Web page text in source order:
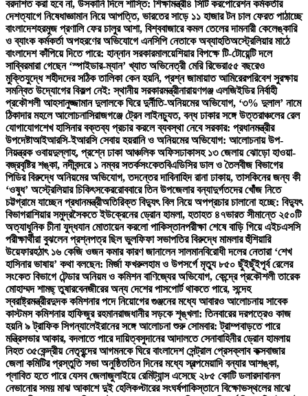
বরদাশত করা হবে না, উসকানি দিলে শাস্তি: শিক্ষামন্ত্রী৪ সিটি করপোরেশন কর্মকর্তার
দেশত্যাগে নিষেধাজ্ঞামান নিয়ে আপত্তি, ভারতের সাড়ে ১১ হাজার টন চাল ফেরত পাঠাচ্ছে
বাংলাদেশহরমুজ প্রণালি ফের চালুর আশা, বিশ্ববাজারে কমল তেলের দামনারী কেলেঙ্কারি
ও ব্যাংক কর্মকর্তা অপহরণের অভিযোগে এনসিপি নেতাকে অব্যাহতিঅস্ট্রেলিয়ার মাঠে
বাংলাদেশ কাঁপিয়ে দিতে পারে: হান্নান সরকারমালয়েশিয়ার বিপক্ষে টি-টোয়েন্টি দলে
সাব্বিরমারা গেছেন ‘স্পাইডার-ম্যান’ খ্যাত অভিনেত্রী মেরি রিভেরা৫৫ বছরেও
মুক্তিযুদ্ধে শহীদদের সঠিক তালিকা কেন হয়নি, প্রশ্ন জামায়াত আমিরেরপরিবেশ সুরক্ষায়
সমন্বিত উদ্যোগের বিকল্প নেই: স্থানীয় সরকারমন্ত্রীনারায়ণগঞ্জ এলজিইডির নির্বাহী
প্রকৌশলী আহসানুজ্জামান দুলালকে ঘিরে দুর্নীতি-অনিয়মের অভিযোগ, ‘৩% দুলাল’ নামে
ঠিকাদার মহলে আলোচনাসিরাজগঞ্জে ট্রেন লাইনচ্যুত, বন্ধ ঢাকার সঙ্গে উত্তরাঞ্চলের রেল
যোগাযোগশেখ হাসিনার বক্তব্য প্রচার করলে ব্যবস্থা নেবে সরকার: প্রধানমন্ত্রীর
উপদেষ্টাআইআরসি-ইআরসি সেবায় হয়রানি ও অনিয়মের অভিযোগ: আলোচনায় উপ-
নিয়ন্ত্রক ওবায়দুল্লাহ, প্রশ্নে ঢাকা আঞ্চলিক অফিসঢাকাসহ ১৩ জেলায় ঝোড়ো হাওয়া-
বজ্রবৃষ্টির শঙ্কা, নদীবন্দরে ১ নম্বর সতর্কসংকেতবিএডিসির ডাল ও তৈলবীজ বিভাগের
পিডির বিরুদ্ধে অনিয়মের অভিযোগ, তদন্তের দাবিনাহিদ রানা ঢাকায়, তাসকিনের জন্য কী
‘ওষুধ’ অস্ট্রেলিয়ার চিকিৎসকেররোববারে তিন উপজেলার বন্যাদুর্গতদের খোঁজ নিতে
চট্টগ্রামে যাচ্ছেন প্রধানমন্ত্রীঅতিরিক্ত বিদ্যুৎ বিল নিয়ে অপপ্রচার চালানো হচ্ছে: বিদ্যুৎ
বিভাগরাশিয়ার সমুদ্রসৈকতে ইউক্রেনের ড্রোন হামলা, হতাহত ৪৭ভারত সীমান্তে ২৫০টি
অত্যাধুনিক চীনা যুদ্ধযান মোতায়েন করলো পাকিস্তানপরীক্ষা শেষে বাড়ি গিয়ে এইচএসসি
পরীক্ষার্থীরা বুঝলেন প্রশ্নপত্র ছিল ভুলফিফা সভাপতির বিরুদ্ধে মামলার হুঁশিয়ারি
উয়েফারহঠাৎ ১৬ কেজি ওজন কমার কারণ জানালেন সালমানবিরোধী দলের নেতারা ‘শেখ
হাসিনার ভাষায়’ কথা বলছেন: মির্জা ফখরুলহাম ও উপসর্গে মৃত্যু ৮৫০ ছুঁইছুঁইপূর্ব রেলের
সংকেত বিভাগে টেন্ডার অনিয়ম ও কমিশন বাণিজ্যের অভিযোগ, কেন্দ্রে প্রকৌশলী তারেক
মোহাম্মদ শামছ্ তুষারবেনজীরের অন্য দেশের পাসপোর্ট থাকতে পারে, সন্দেহ
স্বরাষ্ট্রমন্ত্রীরদুদক কমিশনার পদে নিয়োগের গুঞ্জনের মধ্যে আবারও আলোচনায় সাবেক
কাস্টমস কমিশনার হাফিজুর রহমানরাজধানীর সড়কে শৃঙ্খলা: তিনবারের দরপত্রেও কাজ
হয়নি ৯ ট্রাফিক সিগন্যালেইরানের সঙ্গে আলোচনা শুরু সোমবার: ট্রাম্পবাড়তে পারে
মন্ত্রিসভার আকার, বদলাতে পারে দায়িত্বসুদানের আদালতে সেনাবাহিনীর ড্রোন হামলায়
নিহত ৩৫কেন্দ্রীয় নেতৃবৃন্দের আগমনকে ঘিরে বাংলাদেশ সেন্ট্রাল প্রেসক্লাব কক্সবাজার
জেলা কমিটির প্রস্তুতি সভা অনুষ্ঠিততিন দিনের মধ্যে স্বল্পমেয়াদি বন্যার আশঙ্কা,
প্লাবিত হতে পারে যেসব জেলাজুলাইয়ে রেমিট্যান্স এসেছে ২৮৫ কোটি ডলারদাবানল
নেভানোর সময় মাঝ আকাশে দুই হেলিকপ্টারের সংঘর্ষপাকিস্তানে বিক্ষোভস্থলের মাঝে